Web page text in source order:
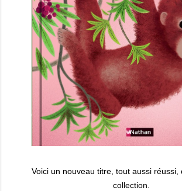
Voici un nouveau titre, tout aussi réussi,
collection.